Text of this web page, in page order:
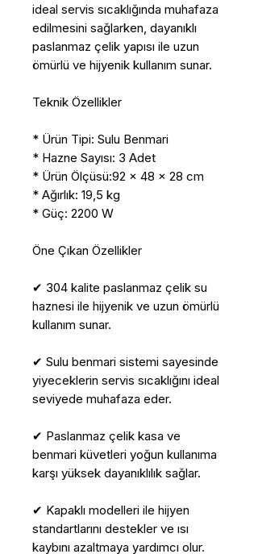
ideal servis sıcaklığında muhafaza
edilmesini sağlarken, dayanıklı
paslanmaz çelik yapısı ile uzun
ömürlü ve hijyenik kullanım sunar.
Teknik Özellikler
* Ürün Tipi: Sulu Benmari
* Hazne Sayısı: 3 Adet
* Ürün Ölçüsü:92 × 48 × 28 cm
* Ağırlık: 19,5 kg
* Güç: 2200 W
Öne Çıkan Özellikler
✔ 304 kalite paslanmaz çelik su
haznesi ile hijyenik ve uzun ömürlü
kullanım sunar.
✔ Sulu benmari sistemi sayesinde
yiyeceklerin servis sıcaklığını ideal
seviyede muhafaza eder.
✔ Paslanmaz çelik kasa ve
benmari küvetleri yoğun kullanıma
karşı yüksek dayanıklılık sağlar.
✔ Kapaklı modelleri ile hijyen
standartlarını destekler ve ısı
kaybını azaltmaya yardımcı olur.